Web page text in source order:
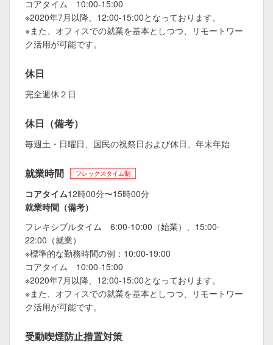
コアタイム 10:00-15:00
※2020年7月以降、12:00-15:00となっております。
※また、オフィスでの就業を基本としつつ、リモートワー
ク活用が可能です。
休日
完全週休２日
休日（備考）
毎週土・日曜日、国民の祝祭日および休日、年末年始
就業時間 フレックスタイム制
コアタイム12時00分〜15時00分
就業時間（備考）
フレキシブルタイム 6:00-10:00（始業）、15:00-
22:00（就業）
※標準的な勤務時間の例：10:00-19:00
コアタイム 10:00-15:00
※2020年7月以降、12:00-15:00となっております。
※また、オフィスでの就業を基本としつつ、リモートワー
ク活用が可能です。
受動喫煙防止措置対策